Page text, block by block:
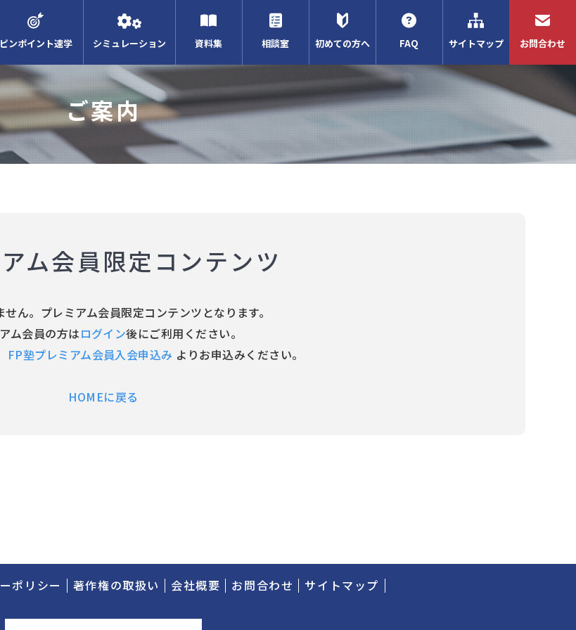
ピンポイント速学 シミュレーション 資料集 相談室 初めての方へ FAQ サイトマップ お問合わせ
ご案内
ム会員限定コンテンツ
せん。プレミアム会員限定コンテンツとなります。
ム会員の方はログイン後にご利用ください。
FP塾プレミアム会員入会申込み よりお申込みください。
HOMEに戻る
ポリシー 著作権の取扱い 会社概要 お問合わせ サイトマップ